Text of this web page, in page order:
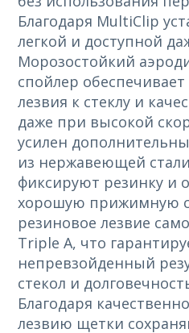
Благодаря MultiСlip
легкой и доступной
Морозостойкий
спойлер
лезвия к стеклу и
даже при высокой
усилен
из нержавеющей
фиксируют резинку и
хорошую прижимную
резиновое лезвие
Triple A, что
непревзойденный
стекол и
Благодаря
лезвию щетки